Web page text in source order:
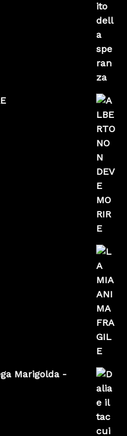
Marigolda -